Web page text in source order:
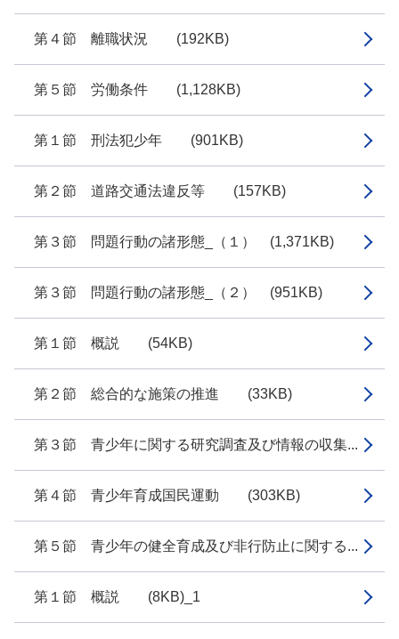
第４節 離職状況 (192KB)
第５節 労働条件 (1,128KB)
第１節 刑法犯少年 (901KB)
第２節 道路交通法違反等 (157KB)
第３節 問題行動の諸形態_（１） (1,371KB)
第３節 問題行動の諸形態_（２） (951KB)
第１節 概説 (54KB)
第２節 総合的な施策の推進 (33KB)
第３節 青少年に関する研究調査及び情報の収集...
第４節 青少年育成国民運動 (303KB)
第５節 青少年の健全育成及び非行防止に関する...
第１節 概説 (8KB)_1